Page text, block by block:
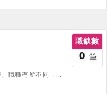
<<部份福利、待遇因職務、職等、職種有所不同，並隨公司營運方針有所調整，詳情請於面試時詢問，並以面試為主>>
職缺數
0 筆